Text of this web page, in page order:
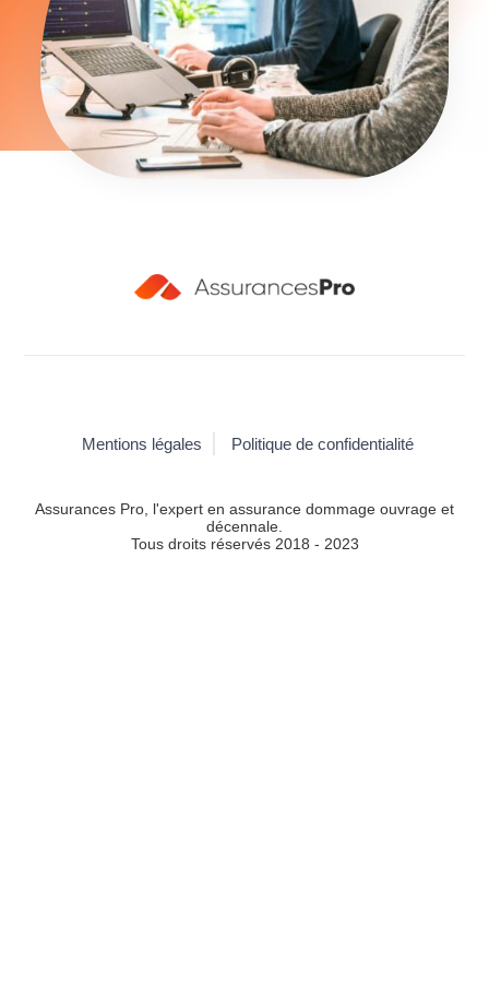
Mentions légales Politique de confidentialité
Assurances Pro, l'expert en assurance dommage ouvrage et
décennale.
Tous droits réservés 2018 - 2023